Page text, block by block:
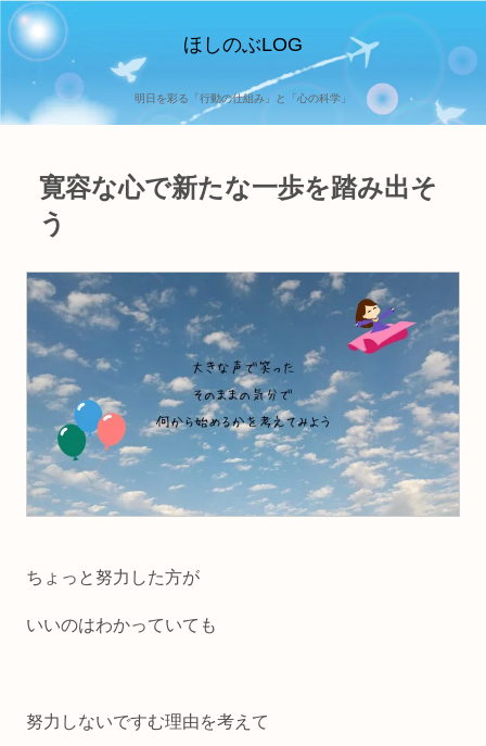
ほしのぶLOG
明日を彩る「行動の仕組み」と「心の科学」
寛容な心で新たな一歩を踏み出そ
う
ちょっと努力した方が
いいのはわかっていても
努力しないですむ理由を考えて